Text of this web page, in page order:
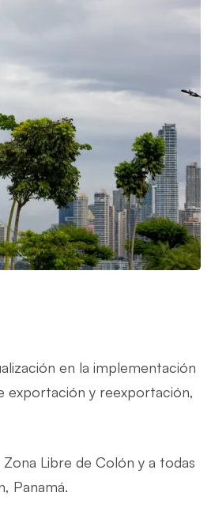
en la implementación
exportación y reexportación,
Libre de Colón y a todas
Panamá.